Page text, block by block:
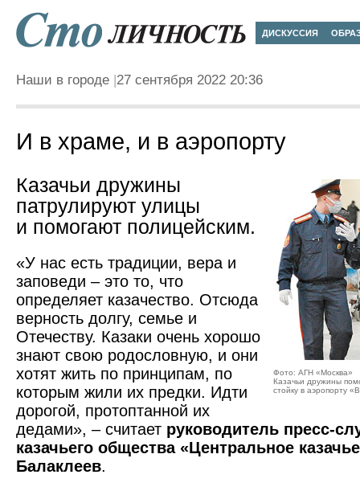
ДИСКУССИЯ
Наши в городе 27 сентября 2022 20:36
И в храме, и в аэропорту
Фото: АГН «Москва»
Казачьи дружины
стойку в аэропорту
Казачьи дружины
патрулируют улицы
и помогают полицейским.
«У нас есть традиции, вера и
заповеди – это то, что
определяет казачество. Отсюда
верность долгу, семье и
Отечеству. Казаки очень хорошо
знают свою родословную, и они
хотят жить по принципам, по
которым жили их предки. Идти
дорогой, протоптанной их
дедами», – считает руководитель пресс-
казачьего общества «Центральное
Балаклеев.